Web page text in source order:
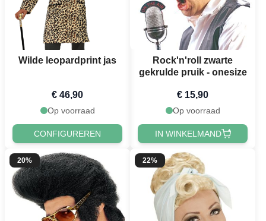
Wilde leopardprint jas
€ 46,90
Op voorraad
CONFIGUREREN
Rock'n'roll zwarte
gekrulde pruik - onesize
€ 15,90
Op voorraad
IN WINKELMAND
20% 22%